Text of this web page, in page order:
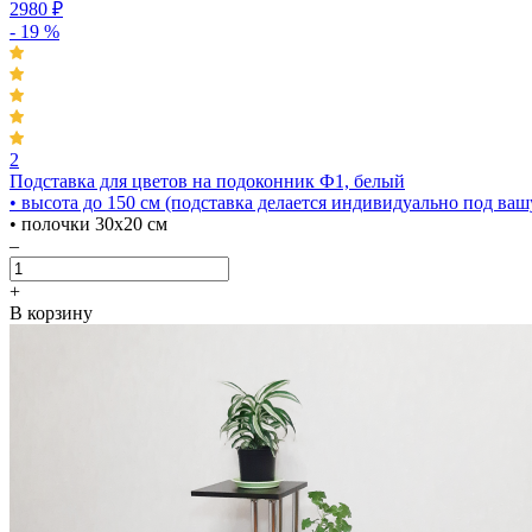
2980 ₽
- 19 %
2
Подставка для цветов на подоконник Ф1, белый
• высота до 150 см (подставка делается индивидуально под
• полочки 30х20 см
–
+
В корзину